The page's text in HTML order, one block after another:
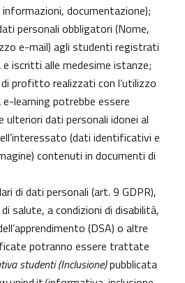
documentazione);
personali obbligatori (Nome,
e-mail) agli studenti registrati
iscritti alle medesime istanze;
profitto realizzati con l’utilizzo
learning potrebbe essere
ulteriori dati personali idonei al
(dati identificativi e
contenuti in documenti di
di dati personali (art. 9 GDPR),
salute, a condizioni di disabilità,
(DSA) o altre
potranno essere trattate
studenti (Inclusione)pubblicata